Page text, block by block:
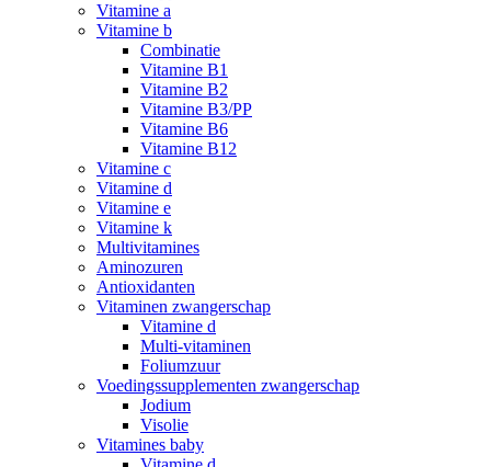
Vitamine a
Vitamine b
Combinatie
Vitamine B1
Vitamine B2
Vitamine B3/PP
Vitamine B6
Vitamine B12
Vitamine c
Vitamine d
Vitamine e
Vitamine k
Multivitamines
Aminozuren
Antioxidanten
Vitaminen zwangerschap
Vitamine d
Multi-vitaminen
Foliumzuur
Voedingssupplementen zwangerschap
Jodium
Visolie
Vitamines baby